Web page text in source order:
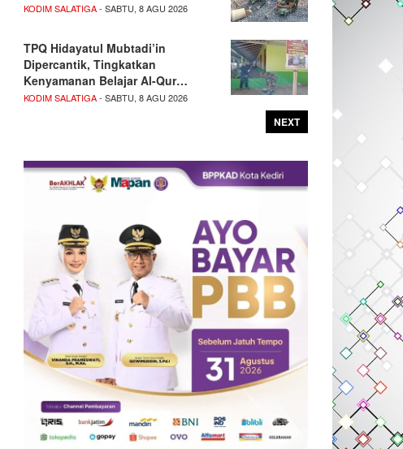
KODIM SALATIGA- SABTU, 8 AGU 2026
TPQ Hidayatul Mubtadi’in
Dipercantik, Tingkatkan
Kenyamanan Belajar Al-Qur…
KODIM SALATIGA- SABTU, 8 AGU 2026
NEXT